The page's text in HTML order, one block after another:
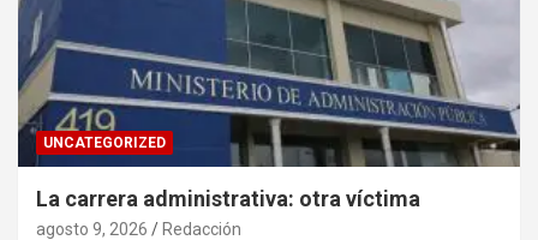
UNCATEGORIZED
La carrera administrativa: otra víctima
agosto 9, 2026 Redacción